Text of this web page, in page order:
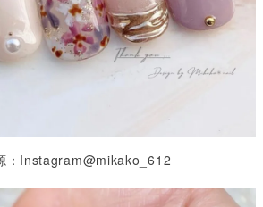
：Instagram@mikako_612